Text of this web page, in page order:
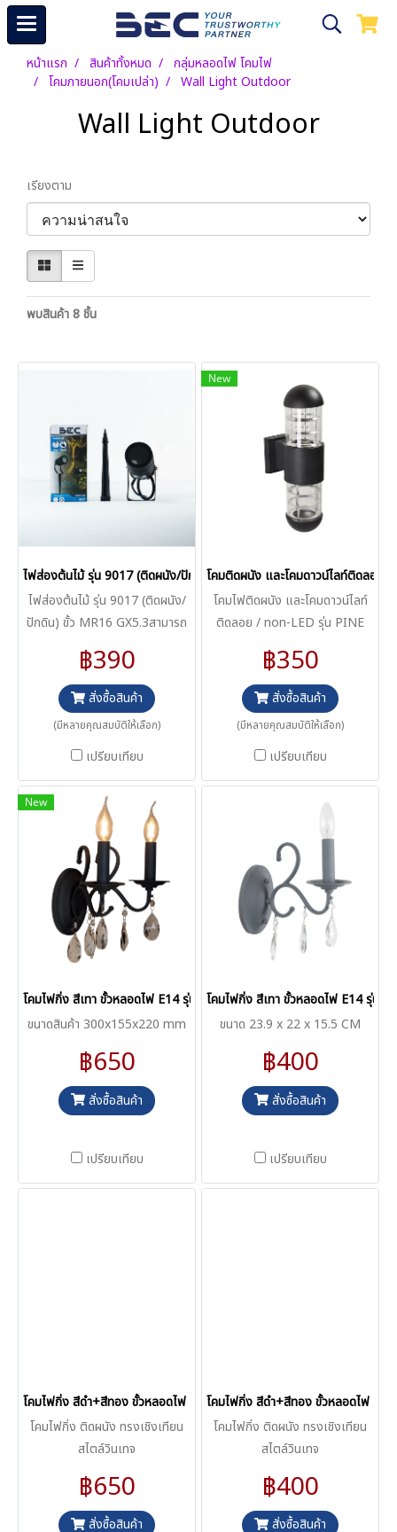
หน้าแรก สินค้าทั้งหมด
กลุ่มหลอดไฟ โคมไฟ
โคมภายนอก(โคมเปล่า)
Wall Light Outdoor
Wall Light Outdoor
เรียงตาม
พบสินค้า 8 ชิ้น
ไฟส่องต้นไม้ รุ่น 9017 (ติดผนัง/ปักดิน) ขั้ว MR16 GX5.3
ไฟส่องต้นไม้ รุ่น 9017 (ติดผนัง/
ปักดิน) ขั้ว MR16 GX5.3สามารถ
ติดตั้งแบบปักดิน และแบบติดผนัง
฿390
สั่งซื้อสินค้า
(มีหลายคุณสมบัติให้เลือก)
เปรียบเทียบ
New
โคมติดผนัง และโคมดาวน์ไลท์ติดลอย
โคมไฟติดผนัง และโคมดาวน์ไลท์
ติดลอย / non-LED รุ่น PINE
฿350
สั่งซื้อสินค้า
(มีหลายคุณสมบัติให้เลือก)
เปรียบเทียบ
New
โคมไฟกิ่ง สีเทา ขั้วหลอดไฟ E14 รุ่น K055-2
ขนาดสินค้า 300x155x220 mm
฿650
สั่งซื้อสินค้า
เปรียบเทียบ
โคมไฟกิ่ง สีเทา ขั้วหลอดไฟ E14 รุ่น
ขนาด 23.9 x 22 x 15.5 CM
฿400
สั่งซื้อสินค้า
เปรียบเทียบ
โคมไฟกิ่ง สีดำ+สีทอง ขั้วหลอดไฟ E14 รุ่น K053-2
โคมไฟกิ่ง ติดผนัง ทรงเชิงเทียน
สไตล์วินเทจ
฿650
สั่งซื้อสินค้า
โคมไฟกิ่ง สีดำ+สีทอง ขั้วหลอดไฟ
โคมไฟกิ่ง ติดผนัง ทรงเชิงเทียน
สไตล์วินเทจ
฿400
สั่งซื้อสินค้า